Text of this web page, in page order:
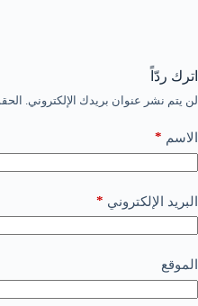
اترك ردّاً
لن يتم نشر عنوان بريدك الإلكتروني.
الاسم *
البريد الإلكتروني *
الموقع